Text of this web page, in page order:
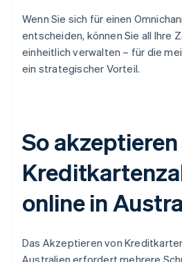
Wenn Sie sich für einen
entscheiden, können Sie all Ihre
einheitlich verwalten – für die
ein strategischer Vorteil.
So akzeptieren
online in
Das Akzeptieren von